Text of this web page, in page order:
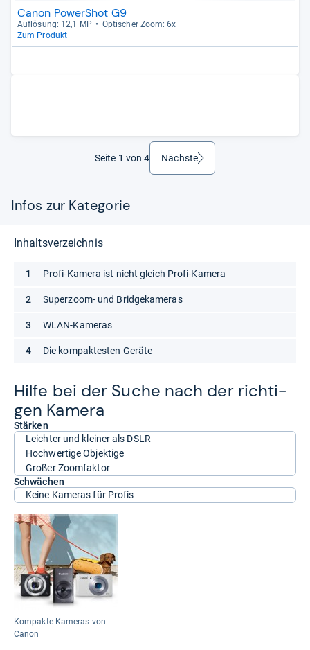
Canon PowerShot G9
Auf­lö­sung: 12,1 MP
Opti­scher Zoom: 6x
Zum Produkt
Seite 1 von 4 Nächsteweiter
Infos zur Kategorie
Hilfe bei der Suche nach der rich­ti­
gen Kamera
Stärken
Leichter und kleiner als DSLR
Hochwertige Objektige
Großer Zoomfaktor
Schwächen
Keine Kameras für Profis
Kompakte Kameras von
Canon
Inhaltsverzeichnis
Profi-Kamera ist nicht gleich Profi-Kamera
Superzoom- und Bridgekameras
WLAN-Kameras
Die kompaktesten Geräte